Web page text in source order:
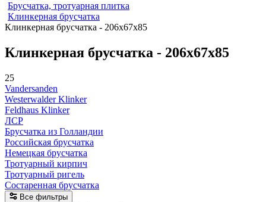
Брусчатка, тротуарная плитка
Клинкерная брусчатка
Клинкерная брусчатка - 206x67x85
Клинкерная брусчатка - 206x67x85
25
Vandersanden
Westerwalder Klinker
Feldhaus Klinker
ЛСР
Брусчатка из Голландии
Российская брусчатка
Немецкая брусчатка
Тротуарный кирпич
Тротуарный ригель
Состаренная брусчатка
Все фильтры